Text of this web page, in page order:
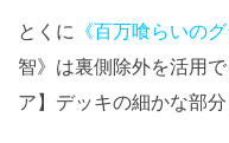
とくに 《百万喰らいの
智》は裏側除外を活用
ア】デッキの細かな部